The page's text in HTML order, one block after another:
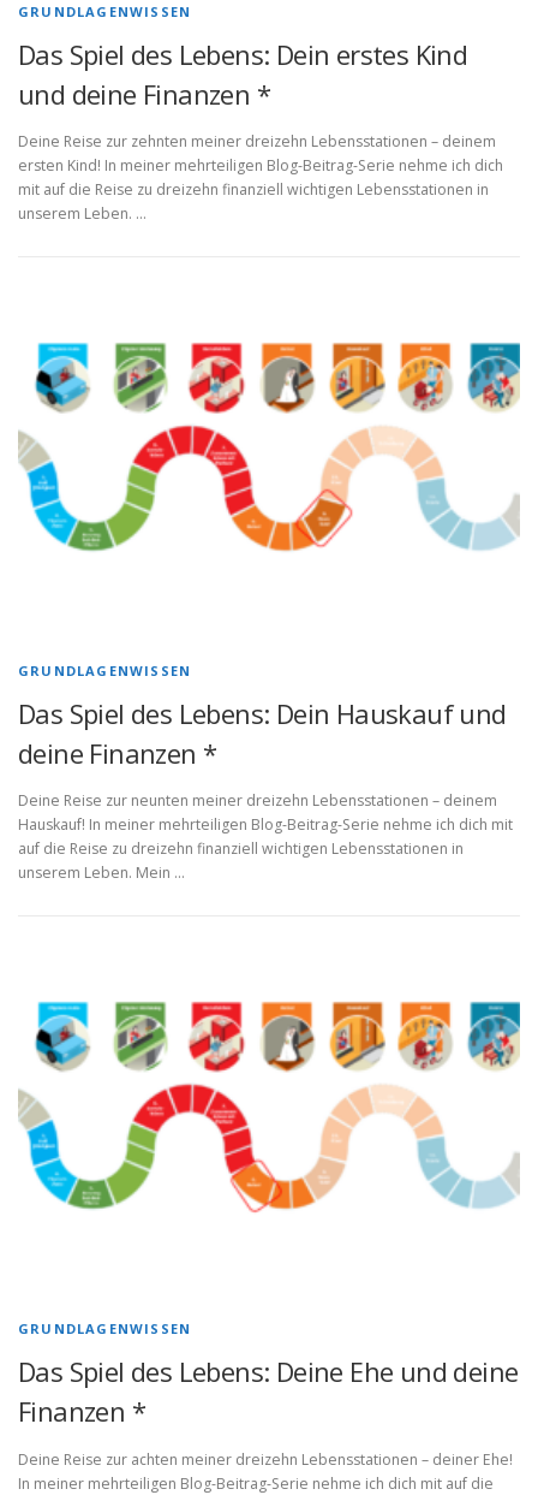
GRUNDLAGENWISSEN
Das Spiel des Lebens: Dein erstes Kind
und deine Finanzen *
Deine Reise zur zehnten meiner dreizehn Lebensstationen – deinem
ersten Kind! In meiner mehrteiligen Blog-Beitrag-Serie nehme ich dich
mit auf die Reise zu dreizehn finanziell wichtigen Lebensstationen in
unserem Leben. …
GRUNDLAGENWISSEN
Das Spiel des Lebens: Dein Hauskauf und
deine Finanzen *
Deine Reise zur neunten meiner dreizehn Lebensstationen – deinem
Hauskauf! In meiner mehrteiligen Blog-Beitrag-Serie nehme ich dich mit
auf die Reise zu dreizehn finanziell wichtigen Lebensstationen in
unserem Leben. Mein …
GRUNDLAGENWISSEN
Das Spiel des Lebens: Deine Ehe und deine
Finanzen *
Deine Reise zur achten meiner dreizehn Lebensstationen – deiner Ehe!
In meiner mehrteiligen Blog-Beitrag-Serie nehme ich dich mit auf die